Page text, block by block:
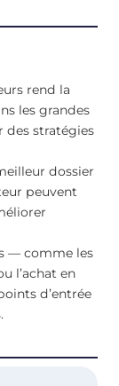
rend la
les grandes
des stratégies
dossier
peuvent
— comme les
l’achat en
d’entrée